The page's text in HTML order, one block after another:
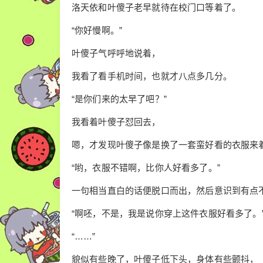
洛天依和叶傻子老早就待在校门口等着了。
“你好慢啊。”
叶傻子气呼呼地说着，
我看了看手机时间，也就才八点多几分。
“是你们来的太早了吧？”
我看着叶傻子怼回去，
嗯，才发现叶傻子像是换了一套蛮好看的衣服来
“哟，衣服不错啊，比你人好看多了。”
一句相当直白的话便脱口而出，然后意识到有点
“啊呸，不是，我是说你穿上这件衣服好看多了。
“……”
貌似有些晚了，叶傻子低下头，身体有些颤抖，